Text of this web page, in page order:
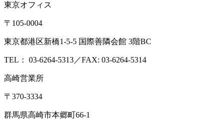
東京オフィス
〒105-0004
東京都港区新橋1-5-5 国際善隣会館 3階BC
TEL： 03-6264-5313／FAX: 03-6264-5314
高崎営業所
〒370-3334
群馬県高崎市本郷町66-1